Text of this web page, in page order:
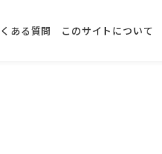
ある質問 このサイトについて